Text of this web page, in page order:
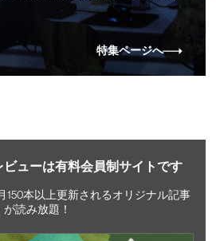
特集ページへ
ューは有料会員制サイトです
150本以上更新されるオリジナル記事
が読み放題！